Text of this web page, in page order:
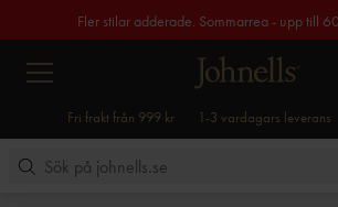
Fler stilar adderade. Sommarrea - upp till
Fri frakt från 999 kr 1-3 vardagars leverans